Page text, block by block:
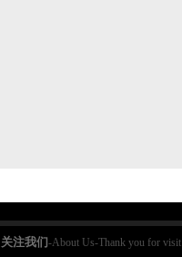
关注我们-About Us-Thank you for visit